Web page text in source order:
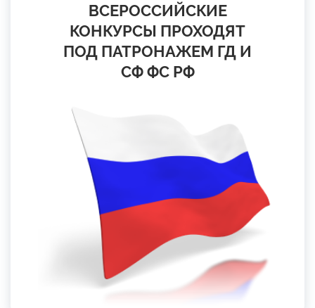
ВСЕРОССИЙСКИЕ
КОНКУРСЫ ПРОХОДЯТ
ПОД ПАТРОНАЖЕМ ГД И
СФ ФС РФ